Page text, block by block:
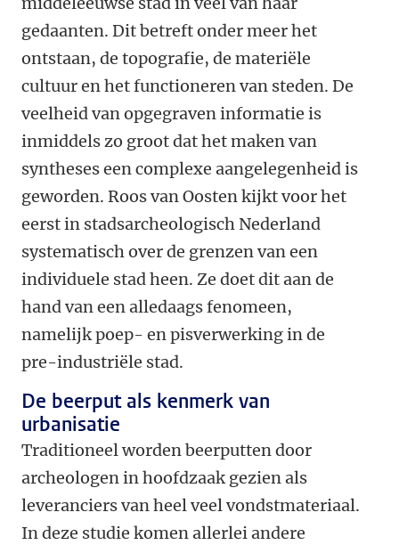
gedaanten. Dit betreft onder meer het
ontstaan, de topografie, de materiële
cultuur en het functioneren van steden. De
veelheid van opgegraven informatie is
inmiddels zo groot dat het maken van
syntheses een complexe aangelegenheid is
geworden. Roos van Oosten kijkt voor het
eerst in stadsarcheologisch Nederland
systematisch over de grenzen van een
individuele stad heen. Ze doet dit aan de
hand van een alledaags fenomeen,
namelijk poep- en pisverwerking in de
pre-industriële stad.
De beerput als kenmerk van
urbanisatie
Traditioneel worden beerputten door
archeologen in hoofdzaak gezien als
leveranciers van heel veel vondstmateriaal.
In deze studie komen allerlei andere